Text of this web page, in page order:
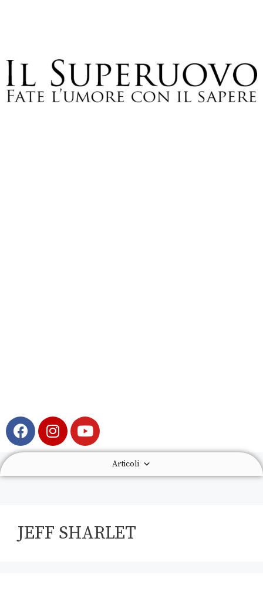
Articoli
JEFF SHARLET